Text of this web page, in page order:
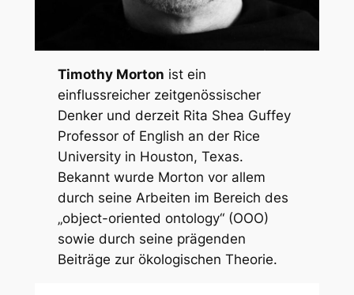
Timothy Morton ist ein
einflussreicher zeitgenössischer
Denker und derzeit Rita Shea Guffey
Professor of English an der Rice
University in Houston, Texas.
Bekannt wurde Morton vor allem
durch seine Arbeiten im Bereich des
„object-oriented ontology“ (OOO)
sowie durch seine prägenden
Beiträge zur ökologischen Theorie.